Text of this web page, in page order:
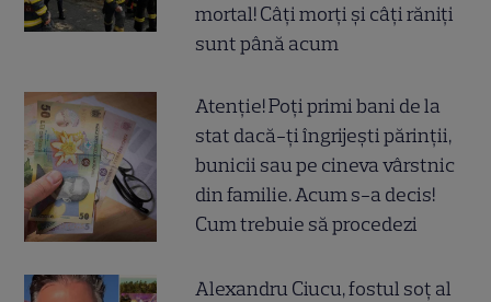
mortal! Câți morți și câți răniți
sunt până acum
Atenție! Poți primi bani de la
stat dacă-ți îngrijești părinții,
bunicii sau pe cineva vârstnic
din familie. Acum s-a decis!
Cum trebuie să procedezi
Alexandru Ciucu, fostul soț al